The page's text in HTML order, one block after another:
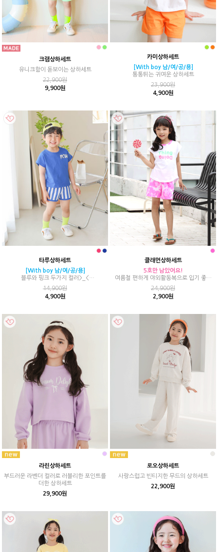
크램상하세트
유니크함이 돋보이는 상하세트
22,900원
9,900원
카미상하세트
[With boy 남/여/공/용]
통통튀는 귀여운 상하세트
23,900원
4,900원
타루상하세트
[With boy 남/여/공/용]
블루와 핑크 두가지 컬러>_<
올 여름 남매룩, 자매룩, 형제룩
14,900원
4,900원
클래먼상하세트
5호만 남았어요!
여름철 편하게 야외활동복으로 입기 좋은
시원한 상하세트를 소개할게요!
24,900원
2,900원
라린상하세트
부드러운 라벤더 컬러로 러블리한 포인트를
더한 상하세트
29,900원
로오상하세트
사랑스럽고 빈티지한 무드의 상하세트
22,900원